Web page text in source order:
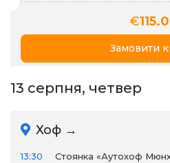
€
Замовити
13 серпня, четвер
Хоф →
13:30
Стоянка «Аутохоф